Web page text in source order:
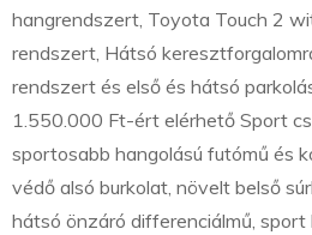
hangrendszert, Toyota Touch 2
rendszert, Hátsó
rendszert és első és hátsó
1.550.000 Ft-ért elérhető Sport
sportosabb hangolású futómű és
védő alsó burkolat, növelt belső
hátsó önzáró differenciálmű, sport